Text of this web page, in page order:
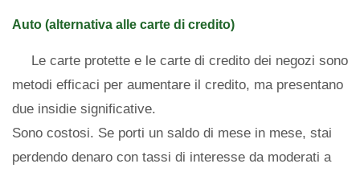
Auto (alternativa alle carte di credito)
Le carte protette e le carte di credito dei negozi sono
metodi efficaci per aumentare il credito, ma presentano
due insidie ​​significative.
Sono costosi. Se porti un saldo di mese in mese, stai
perdendo denaro con tassi di interesse da moderati a